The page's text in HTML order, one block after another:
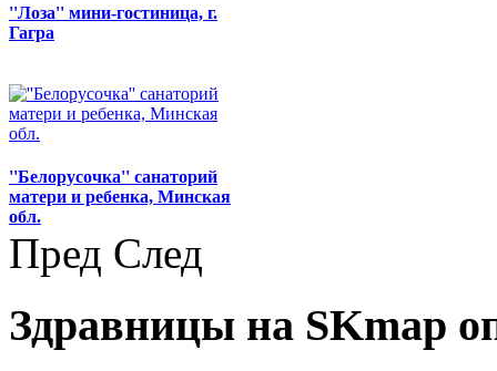
''Лоза'' мини-гостиница, г.
Гагра
''Белорусочка'' санаторий
матери и ребенка, Минская
обл.
Пред След
Здравницы на SKmap